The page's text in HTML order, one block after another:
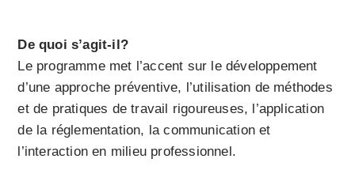
De quoi s’agit-il?
Le programme met l’accent sur le développement
d’une approche préventive, l’utilisation de méthodes
et de pratiques de travail rigoureuses, l’application
de la réglementation, la communication et
l’interaction en milieu professionnel.